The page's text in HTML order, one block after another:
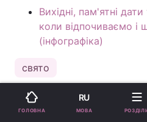
Вихідні, пам'ятні
коли відпочиваємо і
(інфографіка)
свято
ГОЛОВНА
RU
МОВА